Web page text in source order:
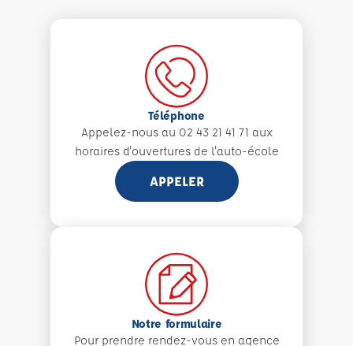
Téléphone
Appelez-nous au 02 43 21 41 71 aux
horaires d'ouvertures de l'auto-école
APPELER
Notre formulaire
Pour prendre rendez-vous en agence